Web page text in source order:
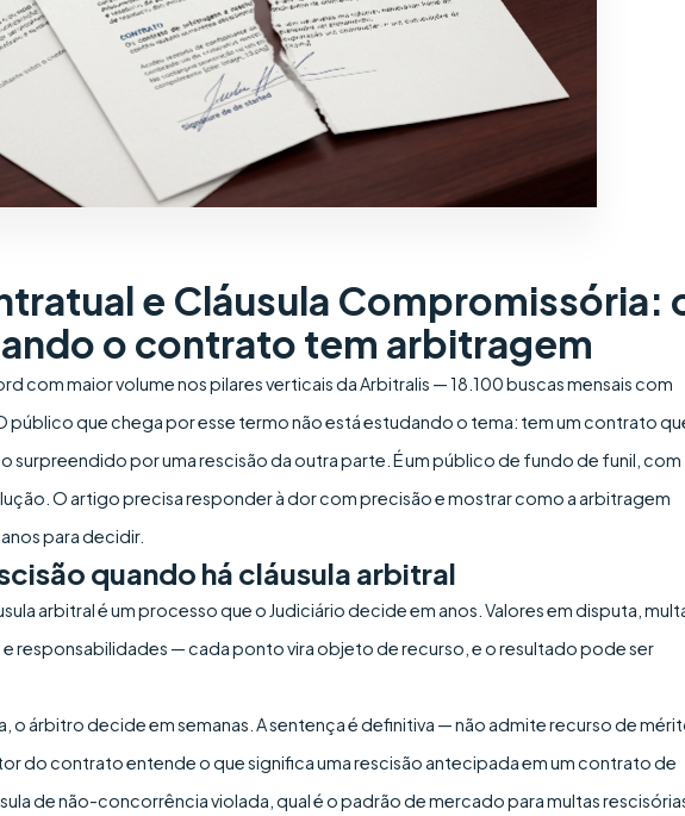
e Cláusula Compromissória:
o contrato tem arbitragem
com maior volume nos pilares verticais da Arbitralis — 18.100 buscas mensais com
público que chega por esse termo não está estudando o tema: tem um contrato
surpreendido por uma rescisão da outra parte. É um público de fundo de funil, com
O artigo precisa responder à dor com precisão e mostrar como a arbitragem
para decidir.
quando há cláusula arbitral
arbitral é um processo que o Judiciário decide em anos. Valores em disputa,
responsabilidades — cada ponto vira objeto de recurso, e o resultado pode ser
o árbitro decide em semanas. A sentença é definitiva — não admite recurso de
do contrato entende o que significa uma rescisão antecipada em um contrato de
de não-concorrência violada, qual é o padrão de mercado para multas